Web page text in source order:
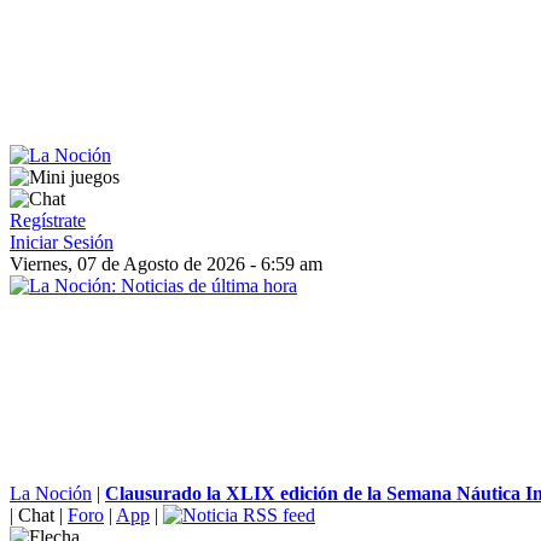
Regístrate
Iniciar Sesión
Viernes, 07 de Agosto de 2026 - 6:59 am
La Noción | Clausurado la XLIX edición de la Semana Náutica
| Chat | Foro | App |